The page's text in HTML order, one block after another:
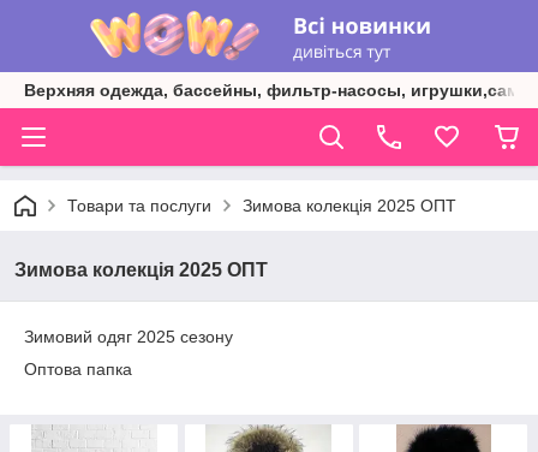
Верхняя одежда, бассейны, фильтр-насосы,
Товари та послуги Зимова колекція 2025 ОПТ
Зимова колекція 2025 ОПТ
Зимовий одяг 2025 сезону
Оптова папка